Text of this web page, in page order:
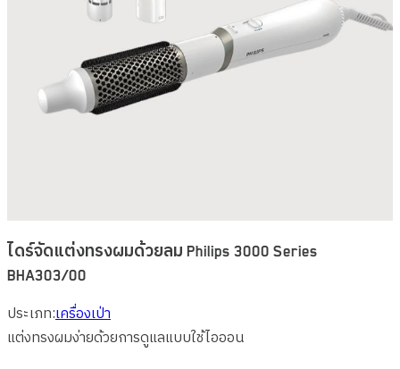
ไดร์จัดแต่งทรงผมด้วยลม Philips 3000 Series
BHA303/00
ประเภท:เครื่องเป่า
แต่งทรงผมง่ายด้วยการดูแลแบบใช้ไอออน